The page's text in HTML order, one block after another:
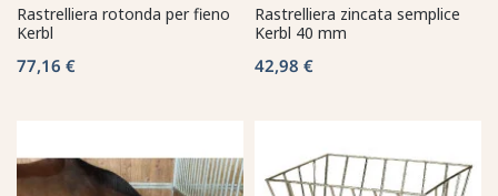
Rastrelliera rotonda per fieno
Kerbl
77,16 €
Rastrelliera zincata semplice
Kerbl 40 mm
42,98 €